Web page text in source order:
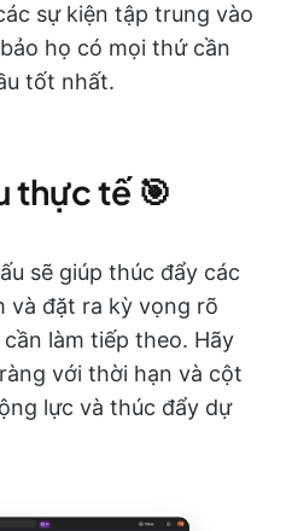
sự kiện tập trung vào
họ có mọi thứ cần
tốt nhất.
thực tế 🎯
sẽ giúp thúc đẩy các
và đặt ra kỳ vọng rõ
làm tiếp theo. Hãy
với thời hạn và cột
lực và thúc đẩy dự